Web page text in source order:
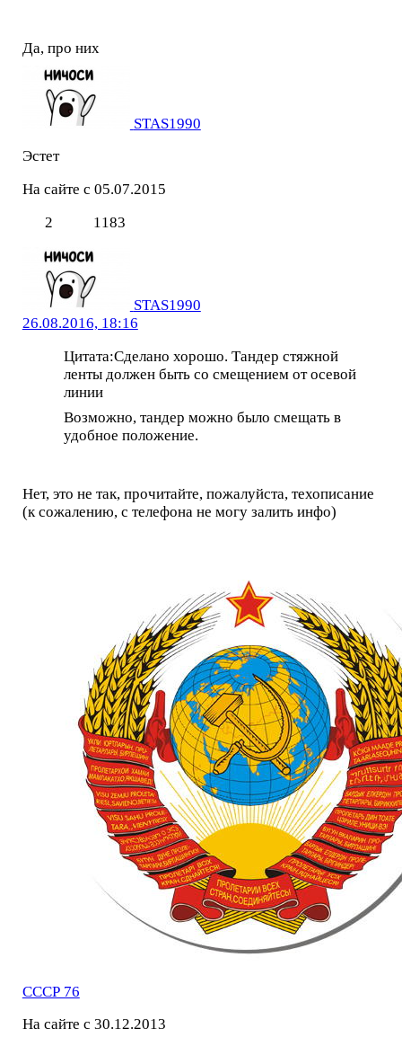
Да, про них
STAS1990
Эстет
На сайте с 05.07.2015
2
1183
STAS1990
26.08.2016, 18:16
Цитата:Сделано хорошо. Тандер стяжной
ленты должен быть со смещением от осевой
линии
Возможно, тандер можно было смещать в
удобное положение.
Нет, это не так, прочитайте, пожалуйста, техописание
(к сожалению, с телефона не могу залить инфо)
СССР 76
На сайте с 30.12.2013